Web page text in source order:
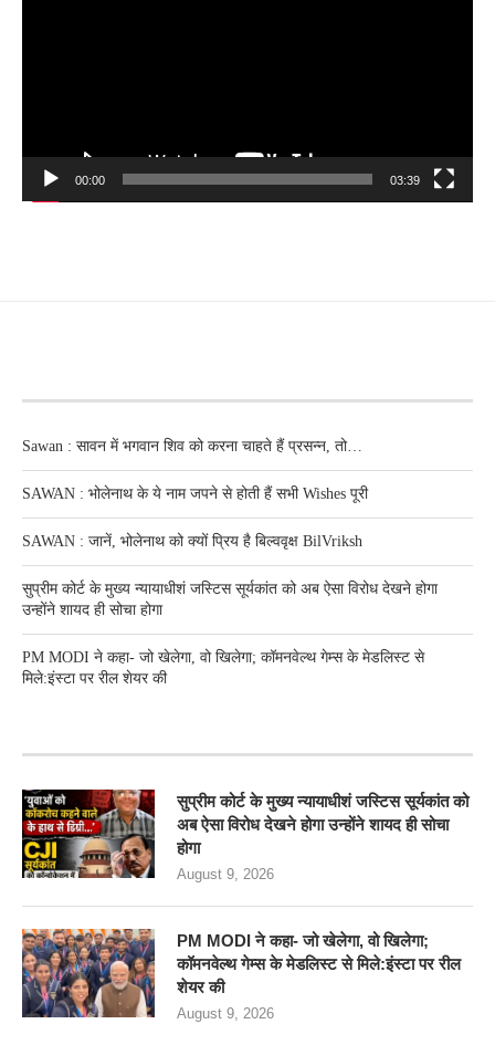
00:00 03:39
Sawan : सावन में भगवान शिव को करना चाहते हैं प्रसन्न, तो…
SAWAN : भोलेनाथ के ये नाम जपने से होती हैं सभी Wishes पूरी
SAWAN : जानें, भोलेनाथ को क्यों प्रिय है बिल्ववृक्ष BilVriksh
सुप्रीम कोर्ट के मुख्य न्यायाधीशं जस्टिस सूर्यकांत को अब ऐसा विरोध देखने होगा
उन्होंने शायद ही सोचा होगा
PM MODI ने कहा- जो खेलेगा, वो खिलेगा; कॉमनवेल्थ गेम्स के मेडलिस्ट से
मिले:इंस्टा पर रील शेयर की
सुप्रीम कोर्ट के मुख्य न्यायाधीशं जस्टिस सूर्यकांत को
अब ऐसा विरोध देखने होगा उन्होंने शायद ही सोचा
होगा
August 9, 2026
PM MODI ने कहा- जो खेलेगा, वो खिलेगा;
कॉमनवेल्थ गेम्स के मेडलिस्ट से मिले:इंस्टा पर रील
शेयर की
August 9, 2026